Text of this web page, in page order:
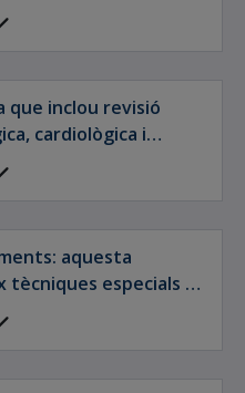
pel que fa als
que inclou revisió
cardiològica i
aquesta
tècniques especials de
especials que
hospitalari